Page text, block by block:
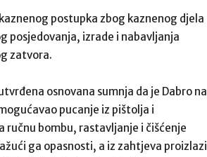
postupka zbog kaznenog djela
posjedovanja, izrade i nabavljanja
zatvora.
osnovana sumnja da je Dabro na
pucanje iz pištolja i
ručnu bombu, rastavljanje i čišćenje
ga opasnosti, a iz zahtjeva proizlazi